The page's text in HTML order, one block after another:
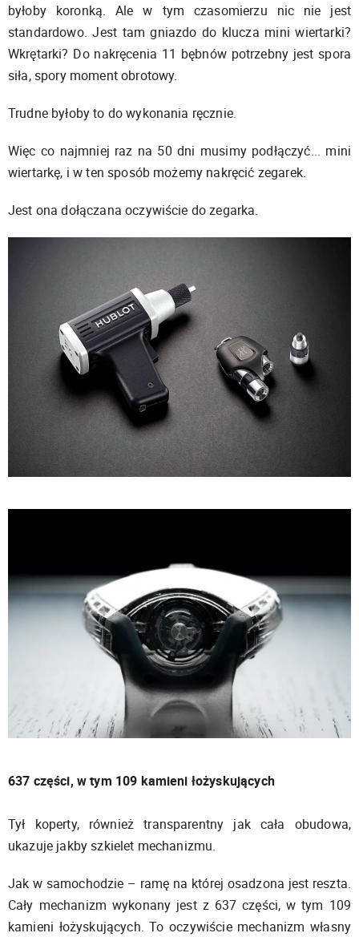
byłoby koronką. Ale w tym czasomierzu nic nie jest
standardowo. Jest tam gniazdo do klucza mini wiertarki?
Wkrętarki? Do nakręcenia 11 bębnów potrzebny jest spora
siła, spory moment obrotowy.
Trudne byłoby to do wykonania ręcznie.
Więc co najmniej raz na 50 dni musimy podłączyć... mini
wiertarkę, i w ten sposób możemy nakręcić zegarek.
Jest ona dołączana oczywiście do zegarka.
637 części, w tym 109 kamieni łożyskujących
Tył koperty, również transparentny jak cała obudowa,
ukazuje jakby szkielet mechanizmu.
Jak w samochodzie – ramę na której osadzona jest reszta.
Cały mechanizm wykonany jest z 637 części, w tym 109
kamieni łożyskujących. To oczywiście mechanizm własny